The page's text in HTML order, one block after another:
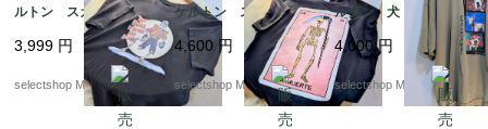
ルトン スカル Tシャ
ツ Mサイズ程度 コ
ットン ボーン 骨
ブラックTシャツ Y2K
3,999 円
selectshop Merci.
ケルトン スカル Tシ
ャツ Mサイズ コッ
トン ボーン 骨 ブ
ラックTシャツ Y2K
NICARAGUA製
4,600円
selectshop Merci.
ルダン 犬 やぎ XX
Lサイズ ベージュ
プリント コットン T
シャツ
4,000円
selectshop Merci.